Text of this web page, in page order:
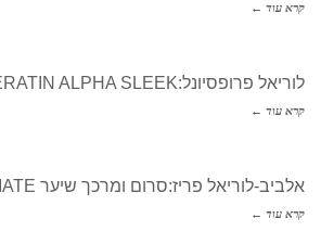
קרא עוד ←
לוריאל פרופסיונל:KERATIN ALPHA SLEEK
קרא עוד ←
אלביב-לוריאל פריז:סרום ומרכך שיער ULTIMATE
קרא עוד ←